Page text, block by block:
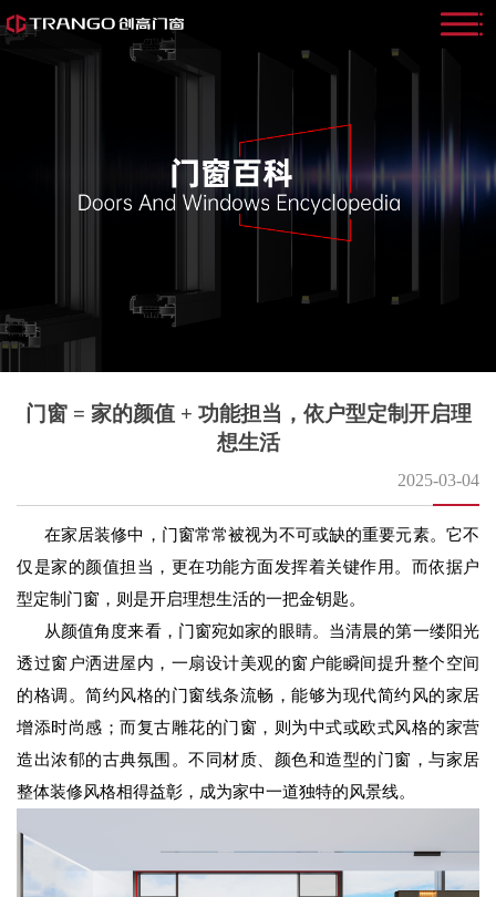
门窗 = 家的颜值 + 功能担当，依户型定制开启理
想生活
2025-03-04
在家居装修中，门窗常常被视为不可或缺的重要元素。它不
仅是家的颜值担当，更在功能方面发挥着关键作用。而依据户
型定制门窗，则是开启理想生活的一把金钥匙。
从颜值角度来看，门窗宛如家的眼睛。当清晨的第一缕阳光
透过窗户洒进屋内，一扇设计美观的窗户能瞬间提升整个空间
的格调。简约风格的门窗线条流畅，能够为现代简约风的家居
增添时尚感；而复古雕花的门窗，则为中式或欧式风格的家营
造出浓郁的古典氛围。不同材质、颜色和造型的门窗，与家居
整体装修风格相得益彰，成为家中一道独特的风景线。